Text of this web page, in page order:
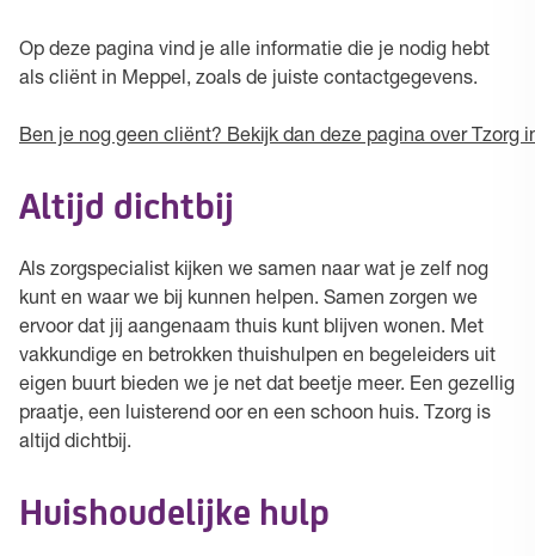
Op deze pagina vind je alle informatie die je nodig hebt
als cliënt in Meppel, zoals de juiste contactgegevens.
Ben je nog geen cliënt? Bekijk dan deze pagina over Tzorg
Altijd dichtbij
Als zorgspecialist kijken we samen naar wat je zelf nog
kunt en waar we bij kunnen helpen. Samen zorgen we
ervoor dat jij aangenaam thuis kunt blijven wonen. Met
vakkundige en betrokken thuishulpen en begeleiders uit
eigen buurt bieden we je net dat beetje meer. Een gezellig
praatje, een luisterend oor en een schoon huis. Tzorg is
altijd dichtbij.
Huishoudelijke hulp